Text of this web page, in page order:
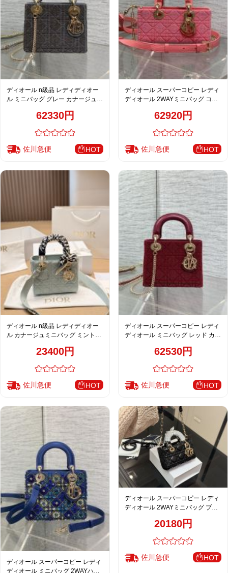
ディオール n級品 レディディオー
ル ミニバッグ グレー カナージュ刺
62330円
佐川急便 HOT
ディオール スーパーコピー レディ
ディオール 2WAYミニバッグ コー
ド金具 上品デザイン
62920円
佐川急便 HOT
ディオール n級品 レディディオー
ル カナージュミニバッグ ミントグ
23400円
佐川急便 HOT
ディオール スーパーコピー レディ
ディオール ミニバッグ レッド カナ
62530円
佐川急便 HOT
ディオール スーパーコピー レディ
ディオール ミニバッグ 2WAYハン
ディオール スーパーコピー レディ
ディオール 2WAYミニバッグ ブラ
20180円
佐川急便 HOT